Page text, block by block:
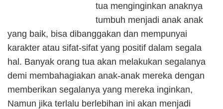
tua menginginkan anaknya
tumbuh menjadi anak anak
yang baik, bisa dibanggakan dan mempunyai
karakter atau sifat-sifat yang positif dalam segala
hal. Banyak orang tua akan melakukan segalanya
demi membahagiakan anak-anak mereka dengan
memberikan segalanya yang mereka inginkan,
Namun jika terlalu berlebihan ini akan menjadi